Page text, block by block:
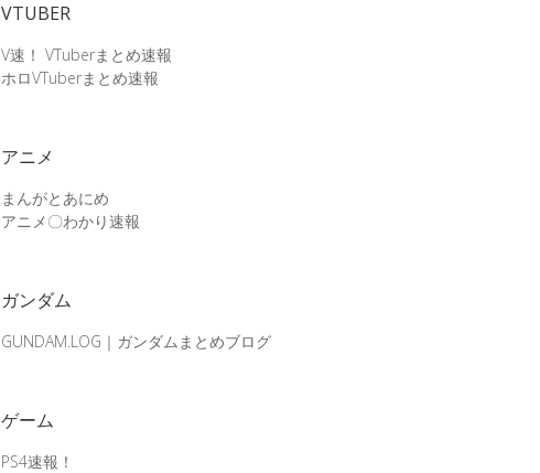
VTUBER
V速！ VTuberまとめ速報
ホロVTuberまとめ速報
アニメ
まんがとあにめ
アニメ〇わかり速報
ガンダム
GUNDAM.LOG｜ガンダムまとめブログ
ゲーム
PS4速報！